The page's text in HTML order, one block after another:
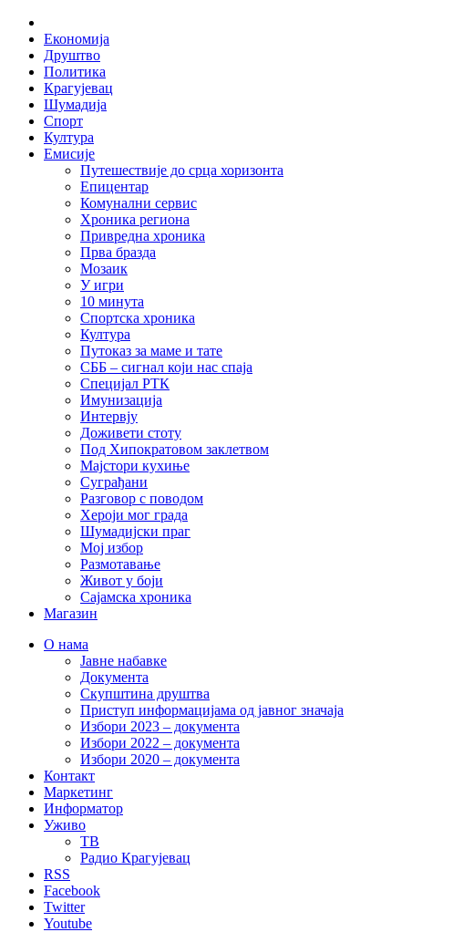
Skip
content
Економија
Друштво
Политика
Крагујевац
Шумадија
Спорт
Култура
Емисије
Путешествије до срца хоризонта
Епицентар
Комунални сервис
Хроника региона
Привредна хроника
Прва бразда
Мозаик
У игри
10 минута
Спортска хроника
Култура
Путоказ за маме и тате
СББ – сигнал који нас спаја
Специјал РТК
Имунизација
Интервју
Доживети стоту
Под Хипократовом заклетвом
Мајстори кухиње
Суграђани
Разговор с поводом
Хероји мог града
Шумадијски праг
Мој избор
Размотавање
Живот у боји
Сајамска хроника
Магазин
О нама
Јавне набавке
Документа
Скупштина друштва
Приступ информацијама од јавног значаја
Избори 2023 – документа
Избори 2022 – документа
Избори 2020 – документа
Контакт
Маркетинг
Информатор
Уживо
ТВ
Радио Крагујевац
RSS
Facebook
Twitter
Youtube